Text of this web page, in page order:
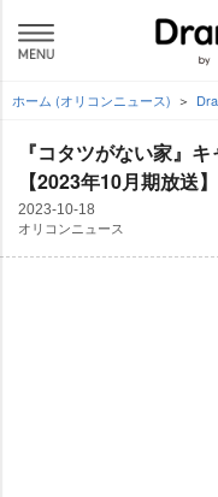
ホーム (オリコンニュース)
『コタツがない家』
【2023年10月期放送】
2023-10-18
オリコンニュース